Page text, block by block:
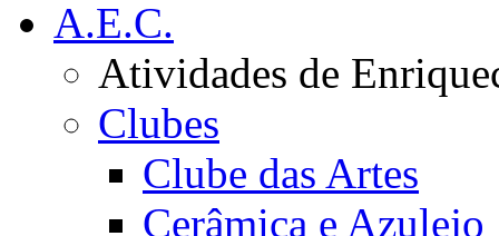
A.E.C.
Atividades de
Clubes
Clube das Artes
Cerâmica e Azulejo